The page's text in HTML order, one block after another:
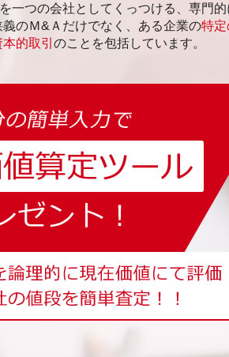
一つの会社としてくっつける、専門
のＭ&Ａだけでなく、ある企業の特
的取引 のことを包括しています。